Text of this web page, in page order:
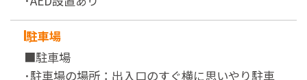
駐車場
■駐車場
･駐車場の場所：出入口のすぐ横に思いやり駐車